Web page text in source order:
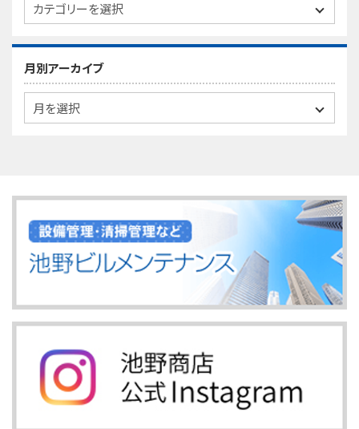
月別アーカイブ